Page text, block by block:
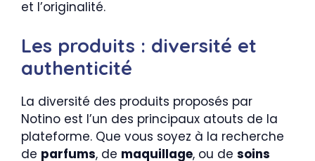
et l’originalité.
Les produits : diversité et
authenticité
La diversité des produits proposés par
Notino est l’un des principaux atouts de la
plateforme. Que vous soyez à la recherche
de parfums, de maquillage, ou de soins